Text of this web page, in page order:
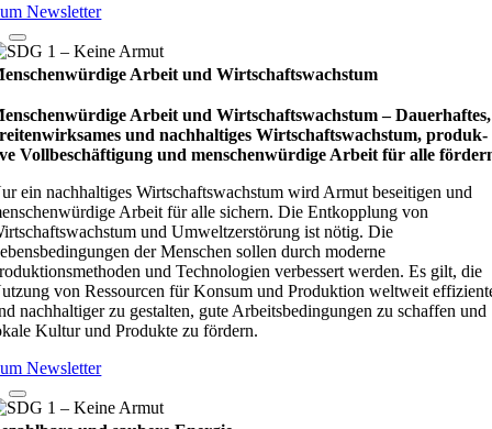
Newsletter
Arbeit und Wirtschaftswachstum
Arbeit und Wirtschaftswachstum – Dau­e­r­haf­tes,
und nach­hal­ti­ges Wirt­schafts­wachs­tum, pro­duk­
Vollbe­schäf­ti­gung und men­schen­wür­dige Arbeit für alle
ein nachhaltiges Wirtschaftswachstum wird Armut beseitigen und
Arbeit für alle sichern. Die Entkopplung von
und Umweltzerstörung ist nötig. Die
der Menschen sollen durch moderne
und Technologien verbessert werden. Es gilt, die
von Ressourcen für Konsum und Produktion weltweit
nachhaltiger zu gestalten, gute Arbeitsbedingungen zu schaffen und
Kultur und Produkte zu fördern.
Newsletter